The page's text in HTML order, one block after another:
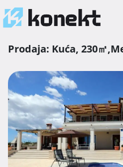
Prodaja: Kuća, 230㎡,